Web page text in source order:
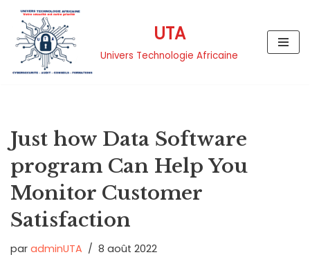
Aller
contenu
UTA
Univers Technologie Africaine
Just how Data Software
program Can Help You
Monitor Customer
Satisfaction
par adminUTA 8 août 2022